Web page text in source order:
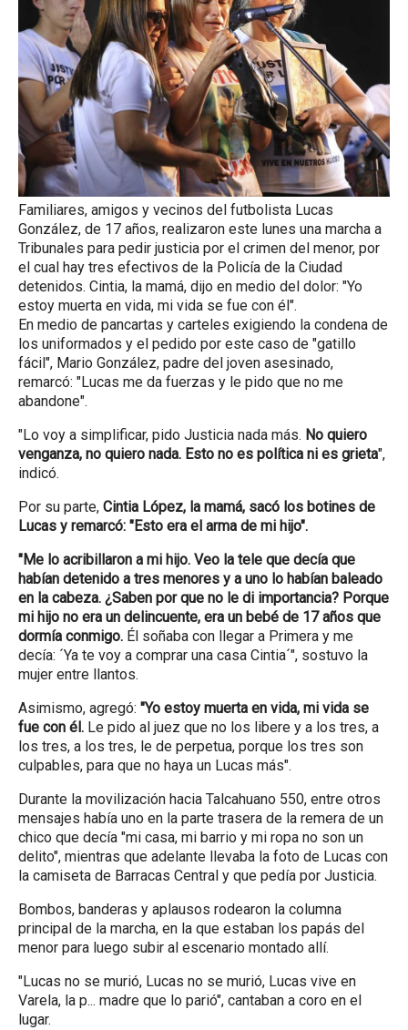
Familiares, amigos y vecinos del futbolista Lucas
González, de 17 años, realizaron este lunes una marcha a
Tribunales para pedir justicia por el crimen del menor, por
el cual hay tres efectivos de la Policía de la Ciudad
detenidos. Cintia, la mamá, dijo en medio del dolor: "Yo
estoy muerta en vida, mi vida se fue con él".
En medio de pancartas y carteles exigiendo la condena de
los uniformados y el pedido por este caso de "gatillo
fácil", Mario González, padre del joven asesinado,
remarcó: "Lucas me da fuerzas y le pido que no me
abandone".
"Lo voy a simplificar, pido Justicia nada más. No quiero
venganza, no quiero nada. Esto no es política ni es grieta",
indicó.
Por su parte, Cintia López, la mamá, sacó los botines de
Lucas y remarcó: "Esto era el arma de mi hijo".
"Me lo acribillaron a mi hijo. Veo la tele que decía que
habían detenido a tres menores y a uno lo habían baleado
en la cabeza. ¿Saben por que no le di importancia? Porque
mi hijo no era un delincuente, era un bebé de 17 años que
dormía conmigo. Él soñaba con llegar a Primera y me
decía: ´Ya te voy a comprar una casa Cintia´", sostuvo la
mujer entre llantos.
Asimismo, agregó: "Yo estoy muerta en vida, mi vida se
fue con él. Le pido al juez que no los libere y a los tres, a
los tres, a los tres, le de perpetua, porque los tres son
culpables, para que no haya un Lucas más".
Durante la movilización hacia Talcahuano 550, entre otros
mensajes había uno en la parte trasera de la remera de un
chico que decía "mi casa, mi barrio y mi ropa no son un
delito", mientras que adelante llevaba la foto de Lucas con
la camiseta de Barracas Central y que pedía por Justicia.
Bombos, banderas y aplausos rodearon la columna
principal de la marcha, en la que estaban los papás del
menor para luego subir al escenario montado allí.
"Lucas no se murió, Lucas no se murió, Lucas vive en
Varela, la p... madre que lo parió", cantaban a coro en el
lugar.